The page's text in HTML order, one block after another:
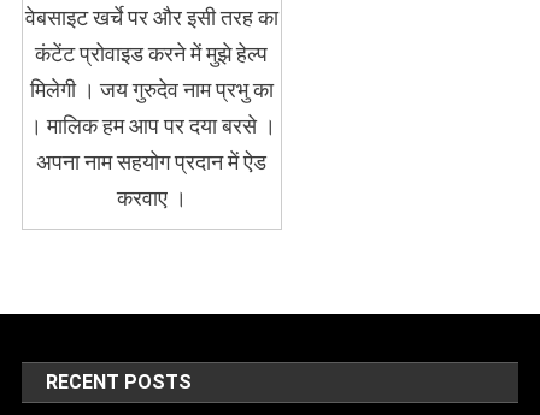
वेबसाइट खर्चे पर और इसी तरह का
कंटेंट प्रोवाइड करने में मुझे हेल्प
मिलेगी । जय गुरुदेव नाम प्रभु का
। मालिक हम आप पर दया बरसे ।
अपना नाम सहयोग प्रदान में ऐड
करवाए ।
RECENT POSTS